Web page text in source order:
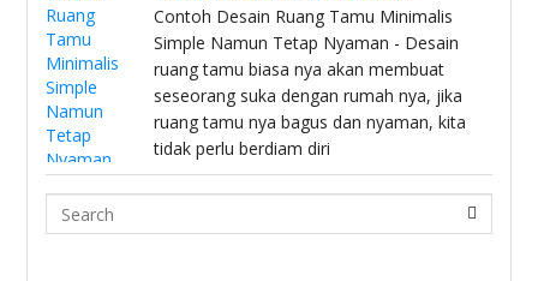
Contoh Desain Ruang Tamu Minimalis
Simple Namun Tetap Nyaman - Desain
ruang tamu biasa nya akan membuat
seseorang suka dengan rumah nya, jika
ruang tamu nya bagus dan nyaman, kita
tidak perlu berdiam diri
Search